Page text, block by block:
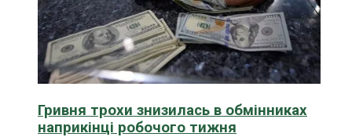
Гривня трохи знизилась в обмінниках
наприкінці робочого тижня